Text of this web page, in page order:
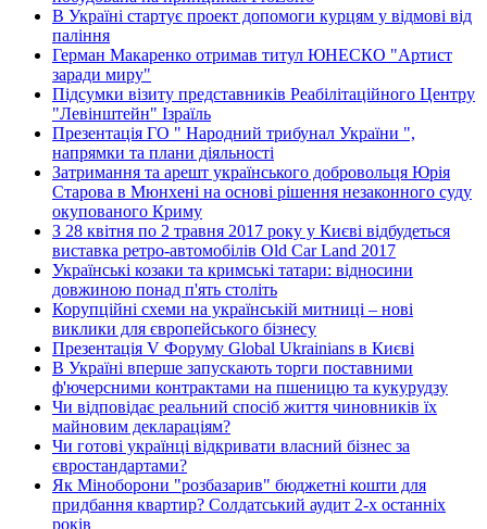
В Україні стартує проект допомоги курцям у відмові від
паління
Герман Макаренко отримав титул ЮНЕСКО "Артист
заради миру"
Підсумки візиту представників Реабілітаційного Центру
"Левінштейн" Ізраїль
Презентація ГО " Народний трибунал України ",
напрямки та плани діяльності
Затримання та арешт українського добровольця Юрія
Старова в Мюнхені на основі рішення незаконного суду
окупованого Криму
З 28 квітня по 2 травня 2017 року у Києві відбудеться
виставка ретро-автомобілів Old Car Land 2017
Українські козаки та кримські татари: відносини
довжиною понад п'ять століть
Корупційні схеми на українській митниці – нові
виклики для європейського бізнесу
Презентація V Форуму Global Ukrainians в Києві
В Україні вперше запускають торги поставними
ф'ючерсними контрактами на пшеницю та кукурудзу
Чи відповідає реальний спосіб життя чиновників їх
майновим деклараціям?
Чи готові українці відкривати власний бізнес за
євростандартами?
Як Міноборони "розбазарив" бюджетні кошти для
придбання квартир? Солдатський аудит 2-х останніх
років